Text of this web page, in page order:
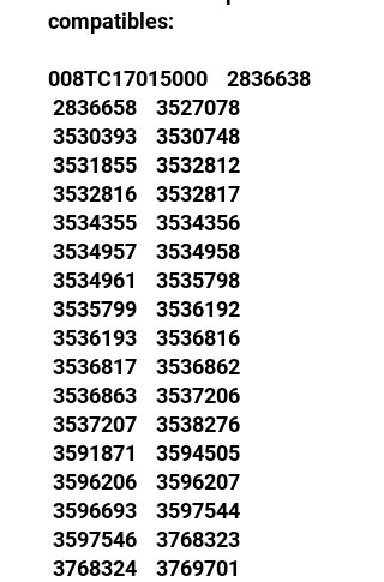
compatibles:
008TC17015000 2836638
2836658 3527078
3530393 3530748
3531855 3532812
3532816 3532817
3534355 3534356
3534957 3534958
3534961 3535798
3535799 3536192
3536193 3536816
3536817 3536862
3536863 3537206
3537207 3538276
3591871 3594505
3596206 3596207
3596693 3597544
3597546 3768323
3768324 3769701